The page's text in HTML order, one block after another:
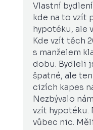
bydlení? Bylo
na to vzít peníze?
ale v těchto
vzít těch 20 %?
manželem kladli
Bydleli jsme v
ale ten pocit
kapes nás
nám tedy
hypotéku.
nic. Měli jsme